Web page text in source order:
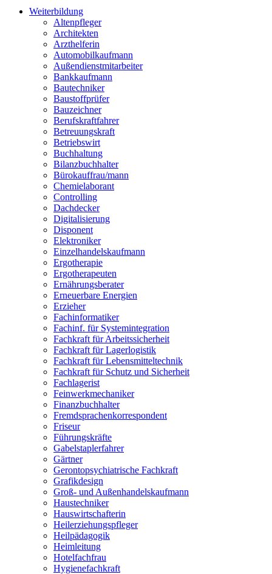
Weiterbildung
Altenpfleger
Architekten
Arzthelferin
Automobilkaufmann
Außendienstmitarbeiter
Bankkaufmann
Bautechniker
Baustoffprüfer
Bauzeichner
Berufskraftfahrer
Betreuungskraft
Betriebswirt
Buchhaltung
Bilanzbuchhalter
Bürokauffrau/mann
Chemielaborant
Controlling
Dachdecker
Digitalisierung
Disponent
Elektroniker
Einzelhandelskaufmann
Ergotherapie
Ergotherapeuten
Ernährungsberater
Erneuerbare Energien
Erzieher
Fachinformatiker
Fachinf. für Systemintegration
Fachkraft für Arbeitssicherheit
Fachkraft für Lagerlogistik
Fachkraft für Lebensmitteltechnik
Fachkraft für Schutz und Sicherheit
Fachlagerist
Feinwerkmechaniker
Finanzbuchhalter
Fremdsprachenkorrespondent
Friseur
Führungskräfte
Gabelstaplerfahrer
Gärtner
Gerontopsychiatrische Fachkraft
Grafikdesign
Groß- und Außenhandelskaufmann
Haustechniker
Hauswirtschafterin
Heilerziehungspfleger
Heilpädagogik
Heimleitung
Hotelfachfrau
Hygienefachkraft